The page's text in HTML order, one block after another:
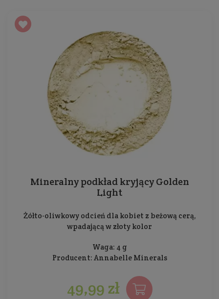
Mineralny podkład kryjący Golden
Light
Żółto-oliwkowy odcień dla kobiet z beżową cerą,
wpadającą w złoty kolor
Waga: 4 g
Producent: Annabelle Minerals
49,99 zł